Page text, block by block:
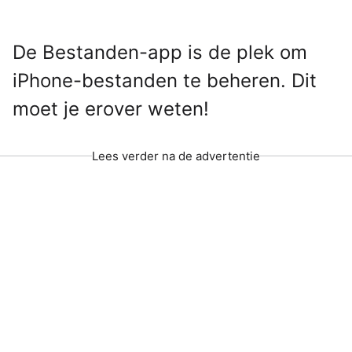
De Bestanden-app is de plek om
iPhone-bestanden te beheren. Dit
moet je erover weten!
Lees verder na de advertentie